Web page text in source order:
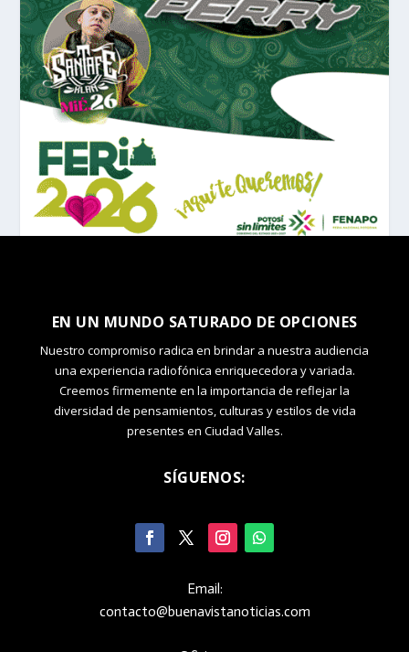
EN UN MUNDO SATURADO DE OPCIONES
Nuestro compromiso radica en brindar a nuestra audiencia
una experiencia radiofónica enriquecedora y variada.
Creemos firmemente en la importancia de reflejar la
diversidad de pensamientos, culturas y estilos de vida
presentes en Ciudad Valles.
SÍGUENOS:
Email:
contacto@buenavistanoticias.com